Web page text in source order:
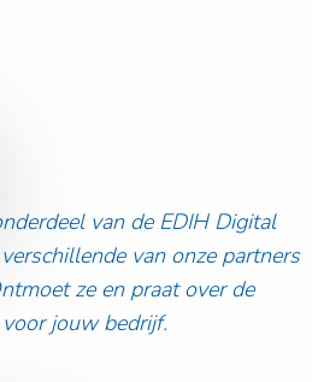
van de EDIH Digital
van onze partners
ze en praat over de
jouw bedrijf.